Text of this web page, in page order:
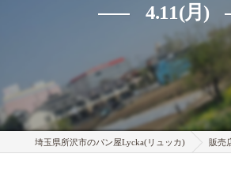
4.11(月)
埼玉県所沢市のパン屋Lycka(リュッカ) 販売